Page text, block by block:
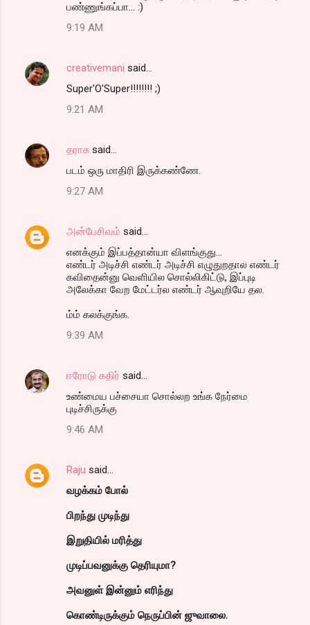
பண்ணுங்கப்பா... :)
9:19 AM
creativemani said…
Super'O'Super!!!!!!!! ;)
9:21 AM
தராசு said…
படம் ஒரு மாதிரி இருக்கண்ணே.
9:27 AM
அன்பேசிவம் said…
எனக்கும் இப்பத்தான்யா விளங்குது...
எண்டர் அடிச்சி எண்டர் அடிச்சி எழுதுறதால எண்டர்
கவிதைன்னு வெளியில சொல்லிகிட்டு, இப்புடி
அலேக்கா வேற மேட்டர்ல எண்டர் ஆவுறியே தல.
ம்ம் கலக்குங்க.
9:39 AM
ஈரோடு கதிர் said…
உண்மைய பச்சையா சொல்லற உங்க நேர்மை
புடிச்சிருக்கு
9:46 AM
Raju said…
வழக்கம் போல்
பிறந்து முடிந்து
இறுதியில் மரித்து
முடிப்பவனுக்கு தெரியுமா?
அவனுள் இன்னும் எரிந்து
கொண்டிருக்கும் நெருப்பின் ஜுவாலை.